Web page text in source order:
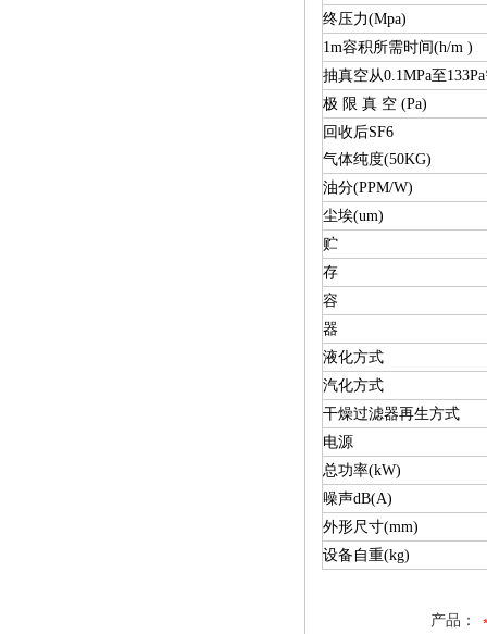
终压力(Mpa)
1m容积所需时间(h/m )
抽真空从0.1MPa至
极 限 真 空 (Pa)
回收后SF6
气体纯度(50KG)
油分(PPM/W)
尘埃(um)
贮
存
容
器
液化方式
汽化方式
干燥过滤器再生方式
电源
总功率(kW)
噪声dB(A)
外形尺寸(mm)
设备自重(kg)
产品：